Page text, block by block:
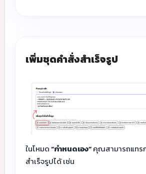
เพิ่มชุดคำสั่งสำเร็จรูป
ในโหมด“กำหนดเอง”คุณสามารถแทร
สำเร็จรูปได้ เช่น